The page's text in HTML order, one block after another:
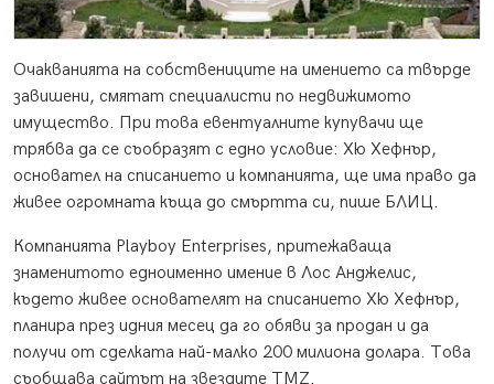
Очакванията на собствениците на имението са твърде
завишени, смятат специалисти по недвижимото
имущество. При това евентуалните купувачи ще
трябва да се съобразят с едно условие: Хю Хефнър,
основател на списанието и компанията, ще има право да
живее огромната къща до смъртта си, пише БЛИЦ.
Компанията Playboy Enterprises, притежаваща
знаменитото едноименно имение в Лос Анджелис,
където живее основателят на списанието Хю Хефнър,
планира през идния месец да го обяви за продан и да
получи от сделката най-малко 200 милиона долара. Това
съобщава сайтът на звездите TMZ.